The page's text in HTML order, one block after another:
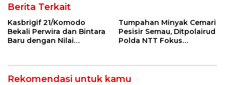
Berita Terkait
Kasbrigif 21/Komodo
Bekali Perwira dan Bintara
Baru dengan Nilai
Tumpahan Minyak Cemari
Pesisir Semau, Ditpolairud
Polda NTT Fokus
Rekomendasi untuk kamu